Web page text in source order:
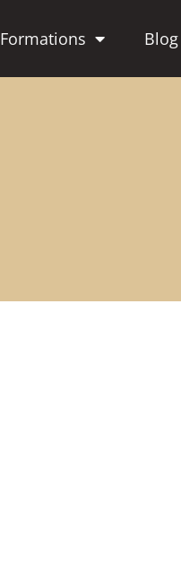
Formations Blog